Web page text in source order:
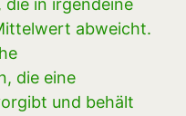
in irgendeine
abweicht.
die eine
und behält